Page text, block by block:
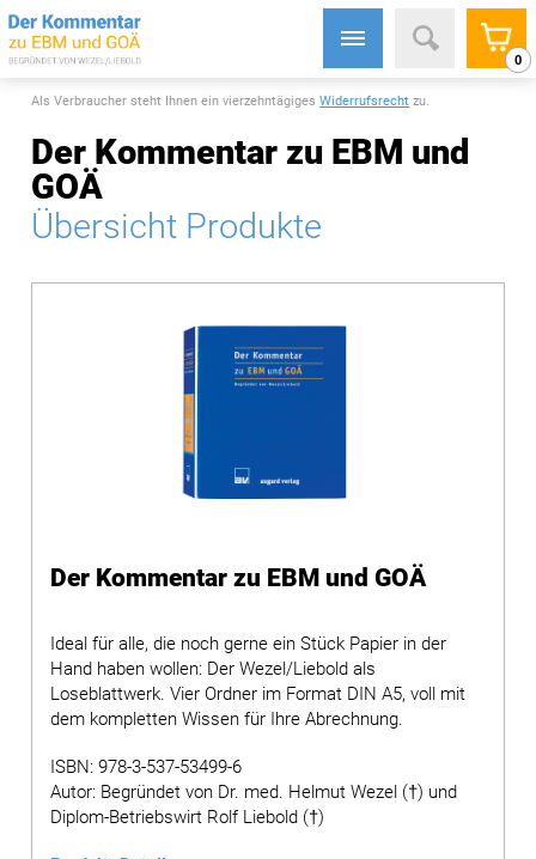
0
Als Verbraucher steht Ihnen ein vierzehntägigesWiderrufsrecht zu.
Der Kommentar zu EBM und
GOÄ
Übersicht Produkte
Der Kommentar zu EBM und GOÄ
Ideal für alle, die noch gerne ein Stück Papier in der
Hand haben wollen: Der Wezel/Liebold als
Loseblattwerk. Vier Ordner im Format DIN A5, voll mit
dem kompletten Wissen für Ihre Abrechnung.
ISBN: 978-3-537-53499-6
Autor: Begründet von Dr. med. Helmut Wezel (†) und
Diplom-Betriebswirt Rolf Liebold (†)